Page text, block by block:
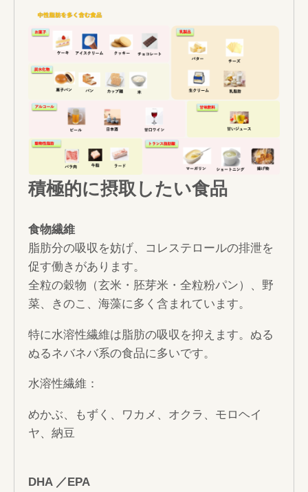
積極的に摂取したい食品
食物繊維
脂肪分の吸収を妨げ、コレステロールの排泄を
促す働きがあります。
全粒の穀物（玄米・胚芽米・全粒粉パン）、野
菜、きのこ、海藻に多く含まれています。
特に水溶性繊維は脂肪の吸収を抑えます。ぬる
ぬるネバネバ系の食品に多いです。
水溶性繊維：
めかぶ、もずく、ワカメ、オクラ、モロヘイ
ヤ、納豆
DHA ／EPA